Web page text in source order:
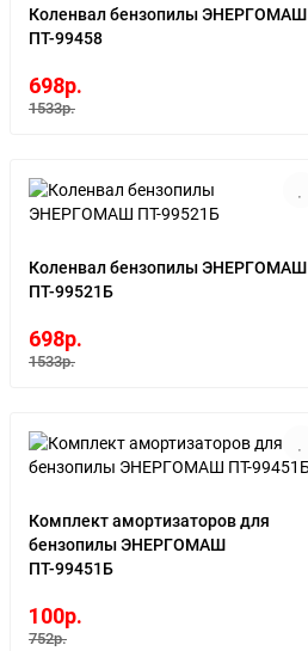
Коленвал бензопилы ЭНЕРГОМАШ
ПТ-99458
698р.
1533р.
Коленвал бензопилы ЭНЕРГОМАШ
ПТ-99521Б
698р.
1533р.
Комплект амортизаторов для
бензопилы ЭНЕРГОМАШ
ПТ-99451Б
100р.
752р.